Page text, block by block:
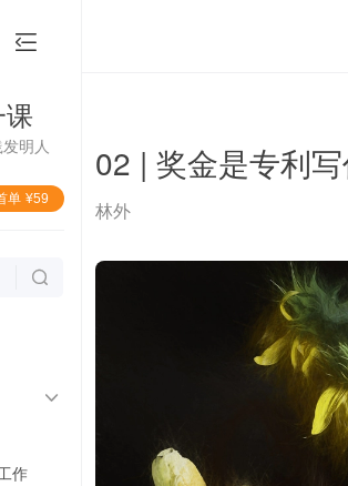

课
明人
单 ¥59


作
02 | 奖金是专利
林外